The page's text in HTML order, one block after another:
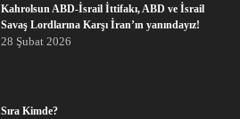
Kahrolsun ABD-İsrail İttifakı, ABD ve İsrail
Savaş Lordlarına Karşı İran’ın yanındayız!
28 Şubat 2026
Sıra Kimde?